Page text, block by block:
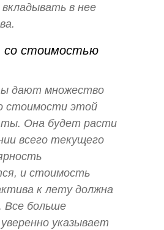
в нее
со стоимостью
дают множество
стоимости этой
Она будет расти
всего текущего
и стоимость
к лету должна
Все больше
указывает